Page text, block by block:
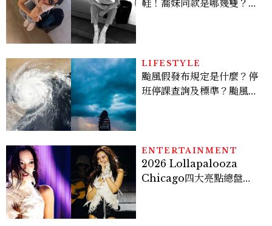
鞋！喬妹同款是哪幾雙？
LIFESTYLE
颱風假發布規定是什麼？停
班停課查詢及標準？颱風假
ENTERTAINMENT
2026 Lollapalooza
Chicago四大亮點總盤